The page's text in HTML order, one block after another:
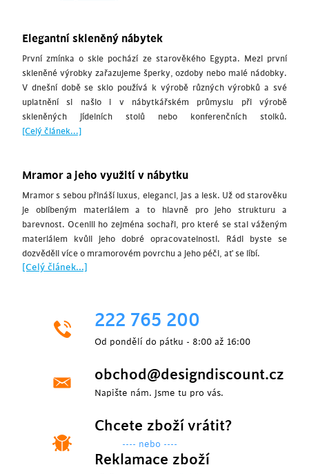
Elegantní skleněný nábytek
První zmínka o skle pochází ze starověkého Egypta. Mezi první
skleněné výrobky zařazujeme šperky, ozdoby nebo malé nádobky.
V dnešní době se sklo používá k výrobě různých výrobků a své
uplatnění si našlo i v nábytkářském průmyslu při výrobě
skleněných jídelních stolů nebo konferenčních stolků.
[Celý článek...]
Mramor a jeho využití v nábytku
Mramor s sebou přináší luxus, eleganci, jas a lesk. Už od starověku
je oblíbeným materiálem a to hlavně pro jeho strukturu a
barevnost. Ocenili ho zejména sochaři, pro které se stal váženým
materiálem kvůli jeho dobré opracovatelnosti. Rádi byste se
dozvěděli více o mramorovém povrchu a jeho péči, ať se líbí.
[Celý článek...]
222 765 200
Od pondělí do pátku - 8:00 až 16:00
obchod@designdiscount.cz
Napište nám. Jsme tu pro vás.
Chcete zboží vrátit?
---- nebo ----
Reklamace zboží